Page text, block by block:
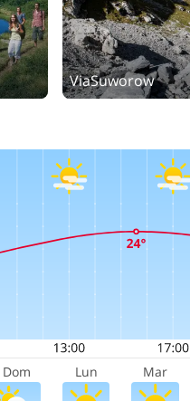
ViaSuworow
Dom Lun Mar